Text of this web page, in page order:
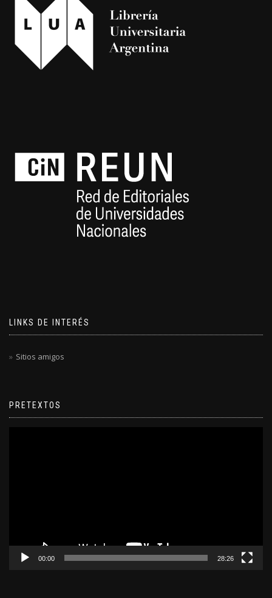
LINKS DE INTERÉS
Sitios amigos
PRETEXTOS
00:00 28:26